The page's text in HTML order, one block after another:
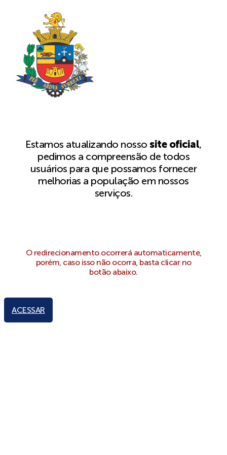
Estamos atualizando nossosite oficial,
pedimos a compreensão de todos
usuários para que possamos fornecer
melhorias a população em nossos
serviços.
O redirecionamento ocorrerá automaticamente,
porém, caso isso não ocorra, basta clicar no
botão abaixo.
ACESSAR